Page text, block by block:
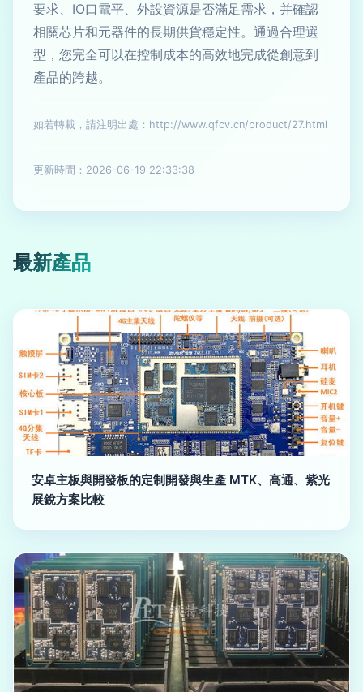
要求、IO口電平、外設資源是否滿足需求，并確認
相關芯片和元器件的長期供貨穩定性。通過合理選
型，您完全可以在控制成本的高效地完成從創意到
產品的跨越。
如若轉載，請注明出處：http://www.qfcv.cn/product/27.html
更新時間：2026-06-19 22:33:38
最新產品
安卓主板與開發板的定制開發與生產 MTK、高通、紫光
展銳方案比較